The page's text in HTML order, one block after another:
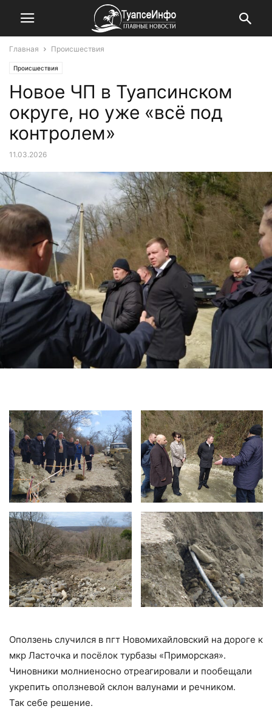
Главная Происшествия
Происшествия
Новое ЧП в Туапсинском
округе, но уже «всё под
контролем»
11.03.2026
Оползень случился в пгт Новомихайловский на дороге к
мкр Ласточка и посёлок турбазы «Приморская».
Чиновники молниеносно отреагировали и пообещали
укрепить оползневой склон валунами и речником.
Так себе решение.